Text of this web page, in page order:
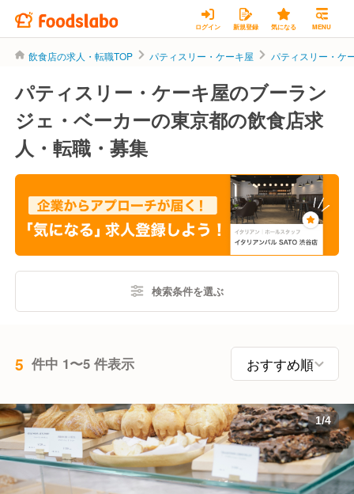
ログイン 新規登録 気になる MENU
飲食店の求人・転職TOP パティスリー・ケーキ屋 パティスリー・ケ
パティスリー・ケーキ屋のブーラン
ジェ・ベーカーの東京都の飲食店求
人・転職・募集
検索条件を選ぶ
5 件中 1〜5 件表示
1/4